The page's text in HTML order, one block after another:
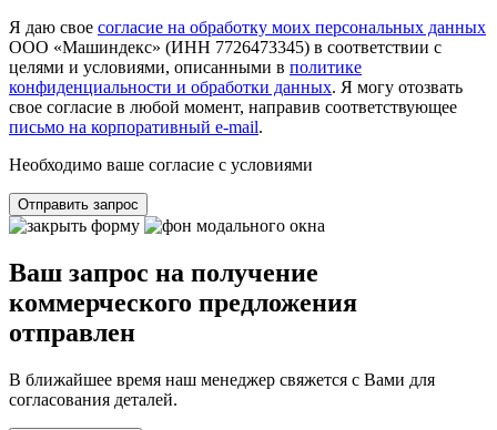
Я даю свое согласие на обработку моих персональных данных
ООО «Машиндекс» (ИНН 7726473345) в соответствии с
целями и условиями, описанными в политике
конфиденциальности и обработки данных. Я могу отозвать
свое согласие в любой момент, направив соответствующее
письмо на корпоративный e-mail.
Необходимо ваше согласие с условиями
Отправить запрос
Ваш запрос на получение
коммерческого предложения
отправлен
В ближайшее время наш менеджер свяжется с Вами для
согласования деталей.